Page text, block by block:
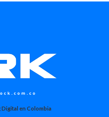
en Colombia